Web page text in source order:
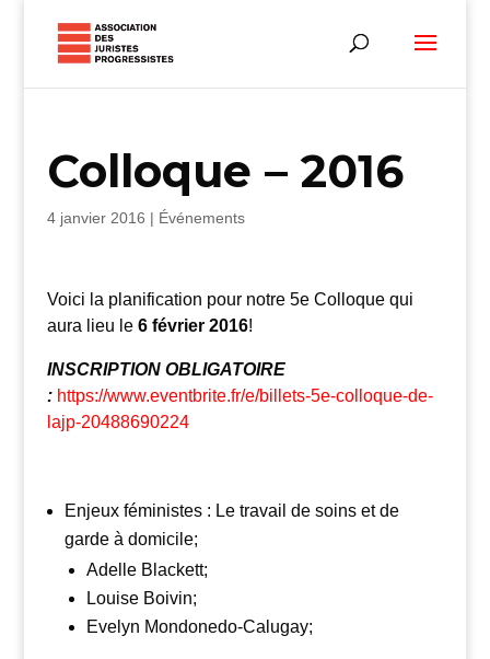
Colloque – 2016
4 janvier 2016 | Événements
Voici la planification pour notre 5e Colloque qui
aura lieu le 6 février 2016!
INSCRIPTION OBLIGATOIRE
: https://www.eventbrite.fr/e/billets-5e-colloque-de-
lajp-20488690224
Enjeux féministes : Le travail de soins et de
garde à domicile;
Adelle Blackett;
Louise Boivin;
Evelyn Mondonedo-Calugay;